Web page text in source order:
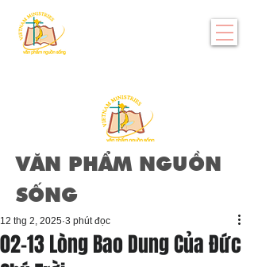
VĂN PHẨM NGUỒN
SỐNG
02-13 Lòng Bao Dung Của Đức
12 thg 2, 2025 3 phút đọc